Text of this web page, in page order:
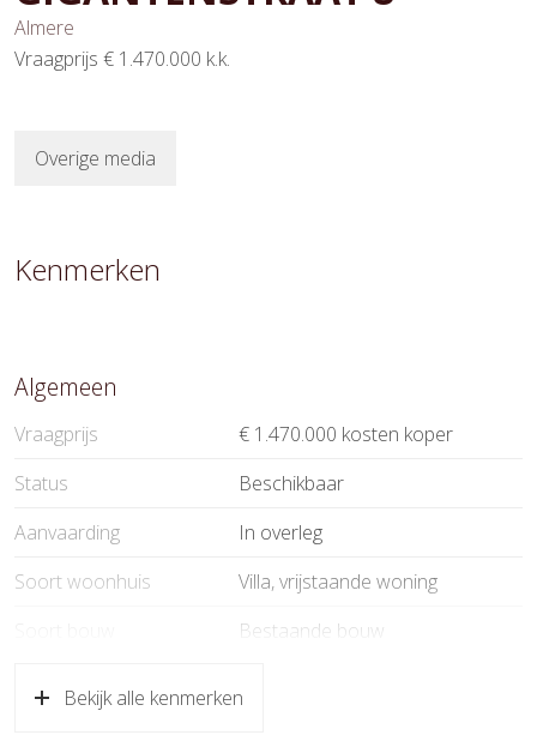
Almere
Vraagprijs € 1.470.000 k.k.
Overige media
Kenmerken
Algemeen
Vraagprijs
€ 1.470.000 kosten koper
Status
Beschikbaar
Aanvaarding
In overleg
Soort woonhuis
Villa, vrijstaande woning
Bestaande bouw
Bekijk alle kenmerken